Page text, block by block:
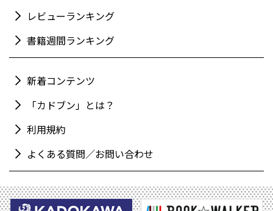
レビューランキング
書籍週間ランキング
新着コンテンツ
「カドブン」とは？
利用規約
よくある質問／お問い合わせ